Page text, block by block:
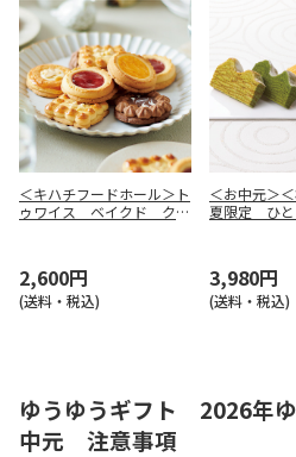
＜キハチフードホール＞ト
ゥワイス ベイクド クッ
2,600円
(送料・税込)
＜お中元＞
夏限定 ひと
3,980円
(送料・税込)
ゆうゆうギフト 2026年
中元 注意事項